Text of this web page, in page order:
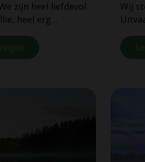
zijn heel liefdevol
heel erg
Wij